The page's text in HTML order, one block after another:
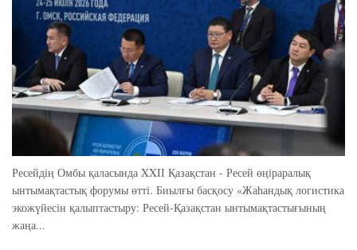
Ресейдің Омбы қаласында XXIІ Қазақстан - Ресей өңіраралық
ынтымақтастық форумы өтті. Биылғы басқосу «Жаһандық логистика
экожүйесін қалыптастыру: Ресей-Қазақстан ынтымақтастығының
жаңа...